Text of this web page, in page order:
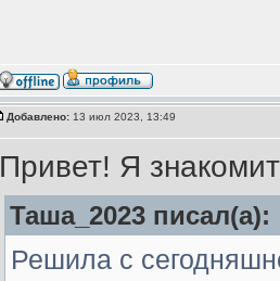
Добавлено:13 июл 2023, 13:49
Привет! Я
Таша_2023 писал(а):
Решила с